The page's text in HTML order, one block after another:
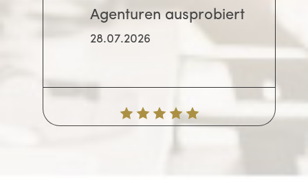
28.07.2026
Agenturen ausprobiert
und kam erst nach ein
GWriters. Im muss
absagen, dass
GWriters mit Abstand
Allen. Zunächst einmal